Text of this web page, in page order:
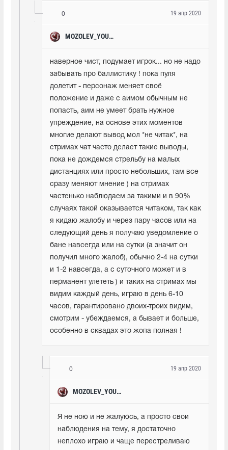
0
MOZOLEV_YOUTUBE
19 апр 2020
наверное чист, подумает игрок... но не надо
забывать про баллистику ! пока пуля
долетит - персонаж меняет своё
положение и даже с аимом обычным не
попасть, аим не умеет брать нужное
упреждение, на основе этих моментов
многие делают вывод мол *не читак*, на
стримах чат часто делает такие выводы,
пока не дождемся стрельбу на малых
дистанциях или просто небольших, там все
сразу меняют мнение ) на стримах
частенько наблюдаем за такими и в 90%
случаях такой оказывается читаком, так как
я кидаю жалобу и через пару часов или на
следующий день я получаю уведомление о
бане навсегда или на сутки (а значит он
получил много жалоб), обычно 2-4 на сутки
и 1-2 навсегда, а с суточного может и в
перманент улететь ) и таких на стримах мы
видим каждый день, играю в день 6-10
часов, гарантировано двоих-троих видим,
смотрим - убеждаемся, а бывает и больше,
особенно в сквадах это жопа полная !
0
MOZOLEV_YOUTUBE
19 апр 2020
Я не ною и не жалуюсь, а просто свои
наблюдения на тему, я достаточно
неплохо играю и чаще перестреливаю